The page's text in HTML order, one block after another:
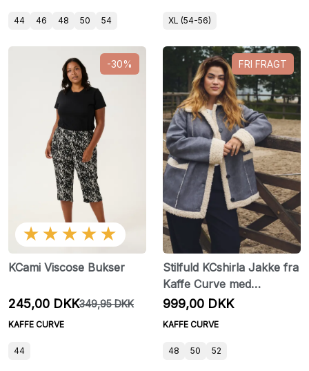
44 46 48 50 54 XL (54-56)
-30%
★★★★★
KCami Viscose Bukser
245,00 DKK349,95 DKK
KAFFE CURVE
44
FRI FRAGT
Stilfuld KCshirla Jakke fra
Kaffe Curve med
knaplukning
999,00 DKK
KAFFE CURVE
48 50 52